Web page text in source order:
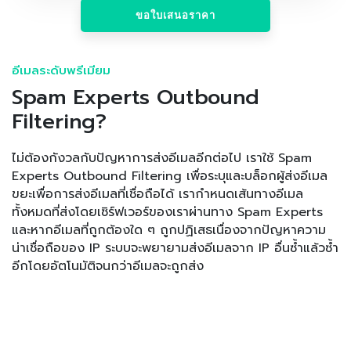
ขอใบเสนอราคา
อีเมลระดับพรีเมียม
Spam Experts Outbound
Filtering?
ไม่ต้องกังวลกับปัญหาการส่งอีเมลอีกต่อไป เราใช้ Spam
Experts Outbound Filtering เพื่อระบุและบล็อกผู้ส่งอีเมล
ขยะเพื่อการส่งอีเมลที่เชื่อถือได้ เรากำหนดเส้นทางอีเมล
ทั้งหมดที่ส่งโดยเซิร์ฟเวอร์ของเราผ่านทาง Spam Experts
และหากอีเมลที่ถูกต้องใด ๆ ถูกปฏิเสธเนื่องจากปัญหาความ
น่าเชื่อถือของ IP ระบบจะพยายามส่งอีเมลจาก IP อื่นซ้ำแล้วซ้ำ
อีกโดยอัตโนมัติจนกว่าอีเมลจะถูกส่ง